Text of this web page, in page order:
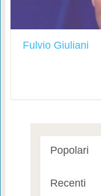
Fulvio Giuliani
Popolari
Recenti